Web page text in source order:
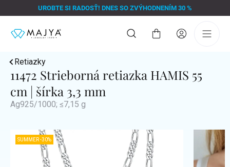
na
UROBTE SI RADOSŤ! DNES SO ZVÝHODNENÍM 30 %
Nákupný
Retiazky
11472 Strieborná retiazka HAMIS 55
cm | šírka 3,3 mm
Ag925/1000; ≤7,15 g
SUMMER -30%